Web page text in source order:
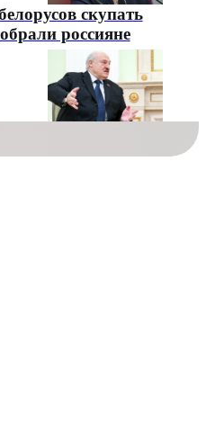
скупать
россияне